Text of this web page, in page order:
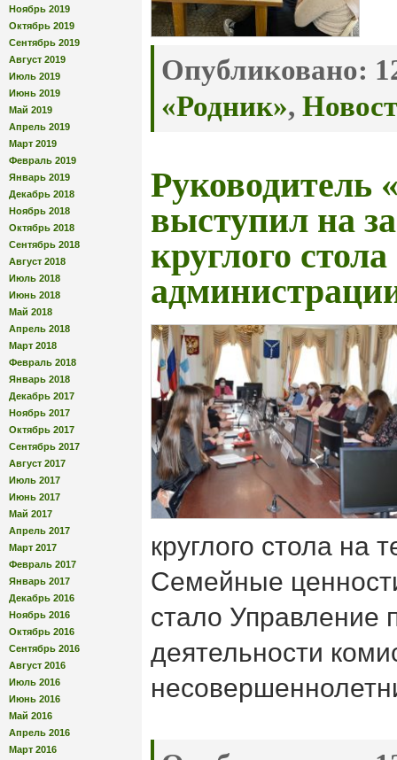
Ноябрь 2019
Октябрь 2019
Сентябрь 2019
Август 2019
Июль 2019
Июнь 2019
Май 2019
Апрель 2019
Март 2019
Февраль 2019
Январь 2019
Декабрь 2018
Ноябрь 2018
Октябрь 2018
Сентябрь 2018
Август 2018
Июль 2018
Июнь 2018
Май 2018
Апрель 2018
Март 2018
Февраль 2018
Январь 2018
Декабрь 2017
Ноябрь 2017
Октябрь 2017
Сентябрь 2017
Август 2017
Июль 2017
Июнь 2017
Май 2017
Апрель 2017
Март 2017
Февраль 2017
Январь 2017
Декабрь 2016
Ноябрь 2016
Октябрь 2016
Сентябрь 2016
Август 2016
Июль 2016
Июнь 2016
Май 2016
Апрель 2016
Март 2016
Опубликовано:
«Родник»,
Руководитель
выступил на
круглого
круглого стола на
Семейные
стало Управление
деятельности